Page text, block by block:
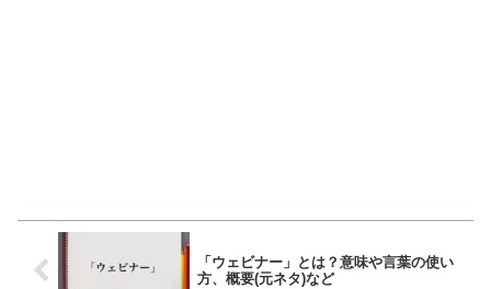
「ウェビナー」とは？意味や言葉の使い
方、概要(元ネタ)など